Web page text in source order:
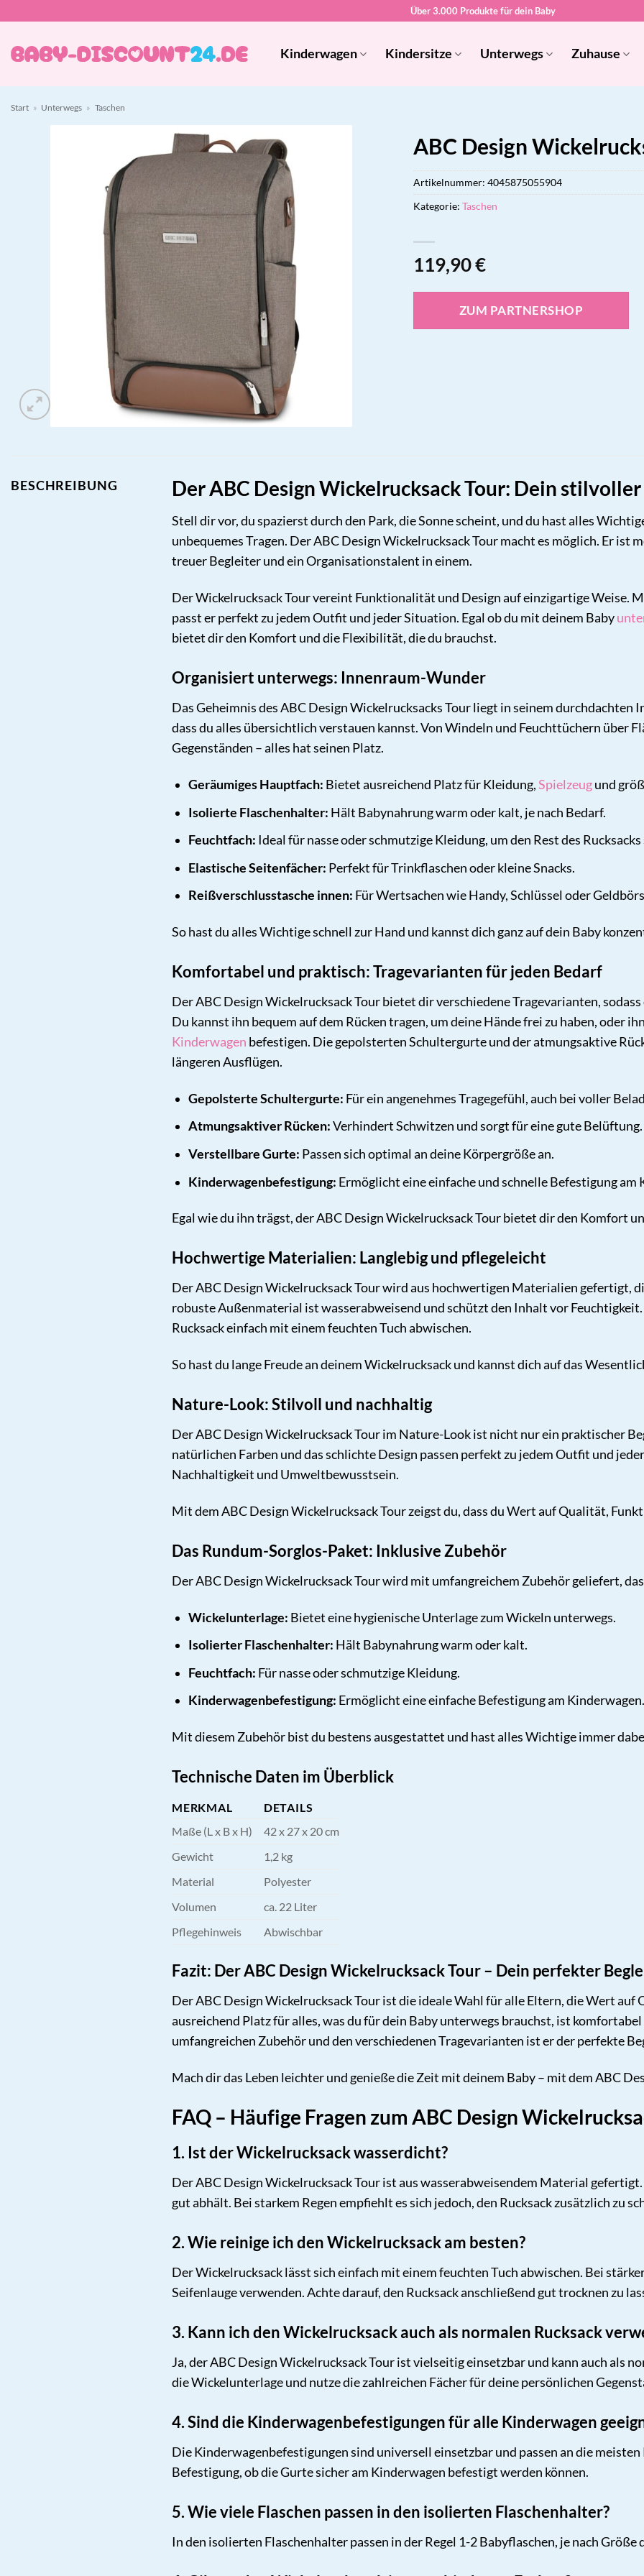
springen
Über 3.000 Produkte für dein Baby
Kinderwagen Kindersitze Unterwegs Zuhause
Start » Unterwegs » Taschen
ABC Design
119,90€
ZUM PARTNERSHOP
Artikelnummer: 4045875055904
Kategorie: Taschen
BESCHREIBUNG Der ABC Design Wickelrucksack Tour: Dein
Stell dir vor, du spazierst durch den Park, die Sonne scheint, und du hast alles
unbequemes Tragen. Der ABC Design Wickelrucksack Tour macht es möglich. Er ist
treuer Begleiter und ein Organisationstalent in einem.
Der Wickelrucksack Tour vereint Funktionalität und Design auf einzigartige Weise.
passt er perfekt zu jedem Outfit und jeder Situation. Egal ob du mit deinem Baby
bietet dir den Komfort und die Flexibilität, die du brauchst.
Organisiert unterwegs: Innenraum-Wunder
Das Geheimnis des ABC Design Wickelrucksacks Tour liegt in seinem durchdachten
dass du alles übersichtlich verstauen kannst. Von Windeln und Feuchttüchern über
Gegenständen – alles hat seinen Platz.
Geräumiges Hauptfach: Bietet ausreichend Platz für Kleidung,Spielzeugund
Isolierte Flaschenhalter: Hält Babynahrung warm oder kalt, je nach Bedarf.
Feuchtfach: Ideal für nasse oder schmutzige Kleidung, um den Rest des
Elastische Seitenfächer: Perfekt für Trinkflaschen oder kleine Snacks.
Reißverschlusstasche innen: Für Wertsachen wie Handy, Schlüssel oder
So hast du alles Wichtige schnell zur Hand und kannst dich ganz auf dein Baby
Komfortabel und praktisch: Tragevarianten für jeden Bedarf
Der ABC Design Wickelrucksack Tour bietet dir verschiedene Tragevarianten,
Du kannst ihn bequem auf dem Rücken tragen, um deine Hände frei zu haben, oder
Kinderwagen befestigen. Die gepolsterten Schultergurte und der atmungsaktive
längeren Ausflügen.
Gepolsterte Schultergurte: Für ein angenehmes Tragegefühl, auch bei voller
Atmungsaktiver Rücken:Verhindert Schwitzen und sorgt für eine gute Belüftung.
Verstellbare Gurte: Passen sich optimal an deine Körpergröße an.
Kinderwagenbefestigung: Ermöglicht eine einfache und schnelle Befestigung am
Egal wie du ihn trägst, der ABC Design Wickelrucksack Tour bietet dir den Komfort
Hochwertige Materialien: Langlebig und pflegeleicht
Der ABC Design Wickelrucksack Tour wird aus hochwertigen Materialien gefertigt,
robuste Außenmaterial ist wasserabweisend und schützt den Inhalt vor
Rucksack einfach mit einem feuchten Tuch abwischen.
So hast du lange Freude an deinem Wickelrucksack und kannst dich auf das
Nature-Look: Stilvoll und nachhaltig
Der ABC Design Wickelrucksack Tour im Nature-Look ist nicht nur ein praktischer
natürlichen Farben und das schlichte Design passen perfekt zu jedem Outfit und
Nachhaltigkeit und Umweltbewusstsein.
Mit dem ABC Design Wickelrucksack Tour zeigst du, dass du Wert auf Qualität,
Das Rundum-Sorglos-Paket: Inklusive Zubehör
Der ABC Design Wickelrucksack Tour wird mit umfangreichem Zubehör geliefert,
Wickelunterlage: Bietet eine hygienische Unterlage zum Wickeln unterwegs.
Isolierter Flaschenhalter: Hält Babynahrung warm oder kalt.
Feuchtfach: Für nasse oder schmutzige Kleidung.
Kinderwagenbefestigung: Ermöglicht eine einfache Befestigung am Kinderwagen.
Mit diesem Zubehör bist du bestens ausgestattet und hast alles Wichtige immer
Technische Daten im Überblick
MERKMAL
DETAILS
Maße (L x B x H)
42 x 27 x 20 cm
Gewicht
1,2 kg
Material
Polyester
Volumen
ca. 22 Liter
Pflegehinweis
Abwischbar
Fazit: Der ABC Design Wickelrucksack Tour – Dein perfekter
Der ABC Design Wickelrucksack Tour ist die ideale Wahl für alle Eltern, die Wert
ausreichend Platz für alles, was du für dein Baby unterwegs brauchst, ist
umfangreichen Zubehör und den verschiedenen Tragevarianten ist er der perfekte
Mach dir das Leben leichter und genieße die Zeit mit deinem Baby – mit dem ABC
FAQ – Häufige Fragen zum ABC Design
1. Ist der Wickelrucksack wasserdicht?
Der ABC Design Wickelrucksack Tour ist aus wasserabweisendem Material
gut abhält. Bei starkem Regen empfiehlt es sich jedoch, den Rucksack zusätzlich zu
2. Wie reinige ich den Wickelrucksack am besten?
Der Wickelrucksack lässt sich einfach mit einem feuchten Tuch abwischen. Bei
Seifenlauge verwenden. Achte darauf, den Rucksack anschließend gut trocknen zu
3. Kann ich den Wickelrucksack auch als normalen Rucksack
Ja, der ABC Design Wickelrucksack Tour ist vielseitig einsetzbar und kann auch als
die Wickelunterlage und nutze die zahlreichen Fächer für deine persönlichen
4. Sind die Kinderwagenbefestigungen für alle Kinderwagen
Die Kinderwagenbefestigungen sind universell einsetzbar und passen an die
Befestigung, ob die Gurte sicher am Kinderwagen befestigt werden können.
5. Wie viele Flaschen passen in den isolierten Flaschenhalter?
In den isolierten Flaschenhalter passen in der Regel 1-2 Babyflaschen, je nach Größe